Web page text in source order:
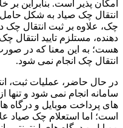
امکان پذیر است. بنابراین
انتقال چک صیاد به شکل
چک، علاوه بر ثبت انتقال چک
دهنده، مستلزم تایید انتقال
هست؛ به این معنا که در صورت
انتقال چک انجام نمی شود.
در حال حاضر، عملیات ثبت،
سامانه انجام نمی شود و تنها
های پرداخت موبایل و درگاه
است؛ اما استعلام چک صیاد